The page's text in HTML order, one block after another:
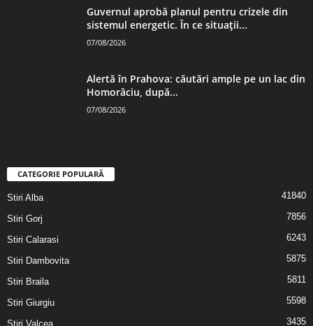
Guvernul aprobă planul pentru crizele din
sistemul energetic. În ce situații...
07/08/2026
Alertă în Prahova: căutări ample pe un lac din
Homorâciu, după...
07/08/2026
CATEGORIE POPULARĂ
Stiri Alba 41840
Stiri Gorj 7856
Stiri Calarasi 6243
Stiri Dambovita 5875
Stiri Braila 5811
Stiri Giurgiu 5598
Stiri Valcea 3435